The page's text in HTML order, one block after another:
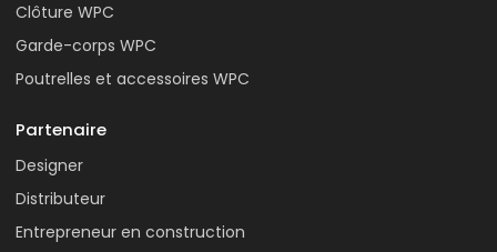
Clôture WPC
Garde-corps WPC
Poutrelles et accessoires WPC
Partenaire
Designer
Distributeur
Entrepreneur en construction